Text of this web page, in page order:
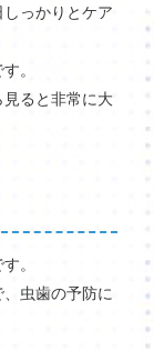
っかりとケア
。
ると非常に大
。
虫歯の予防に